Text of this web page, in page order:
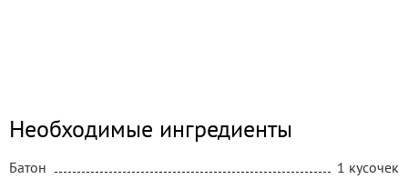
Необходимые ингредиенты
Батон 1 кусочек